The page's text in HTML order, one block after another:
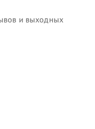
и выходных